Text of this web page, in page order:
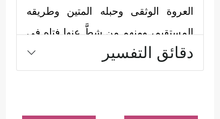
العروة الوثقى وحبله المتين وطريقه
المستقيم، ومنهم من شطَّ عنها فتاه في
غياهب الضلال، واتَّبَعَ وساوسَ الشيطان
فأوردَه موارد الجحيم، وقد جاءت هذه
دقائق التفسير